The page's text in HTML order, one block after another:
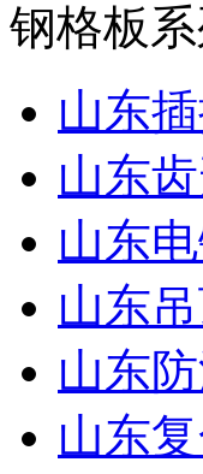
钢格板系
山东
山东
山东
山东
山东
山东